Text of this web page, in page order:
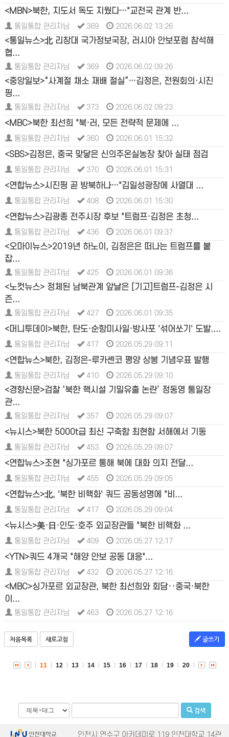
<MBN>북한, 지도서 독도 지웠다…"교전국 관계 반...
통일통합 관리자님 369 2026.06.02 13:26
<통일뉴스>北 리창대 국가정보국장, 러시아 안보포럼 참석해
협...
통일통합 관리자님 369 2026.06.02 09:26
<중앙일보>“사계절 채소 재배 절실”…김정은, 전원회의·시진
핑...
통일통합 관리자님 373 2026.06.02 09:23
<MBC>북한 최선희 "북·러, 모든 전략적 문제에 ...
통일통합 관리자님 360 2026.06.01 15:32
<SBS>김정은, 중국 맞닿은 신의주온실농장 찾아 실태 점검
통일통합 관리자님 370 2026.06.01 15:31
<연합뉴스>시진핑 곧 방북하나…"김일성광장에 사열대 ...
통일통합 관리자님 408 2026.06.01 15:30
<연합뉴스>김광종 전주시장 후보 "트럼프·김정은 초청...
통일통합 관리자님 436 2026.06.01 09:37
<오마이뉴스>2019년 하노이, 김정은은 떠나는 트럼프를 붙
잡...
통일통합 관리자님 425 2026.06.01 09:36
<노컷뉴스> 정체된 남북관계 앞날은 [기고]트럼프-김정은 시
즌...
통일통합 관리자님 427 2026.06.01 09:35
<머니투데이>북한, 탄도·순항미사일·방사포 '섞어쏘기' 도발....
통일통합 관리자님 417 2026.05.29 09:11
<연합뉴스>북한, 김정은-루카셴코 평양 상봉 기념우표 발행
통일통합 관리자님 410 2026.05.29 09:10
<경향신문>검찰 ‘북한 핵시설 기밀유출 논란’ 정동영 통일장
관...
통일통합 관리자님 357 2026.05.29 09:07
<뉴시스>북한 5000t급 최신 구축함 최현함 서해에서 기동
통일통합 관리자님 453 2026.05.29 09:07
<연합뉴스>조현 "싱가포르 통해 북에 대화 의지 전달...
통일통합 관리자님 455 2026.05.29 09:05
<연합뉴스>北, '북한 비핵화' 쿼드 공동성명에 "비...
통일통합 관리자님 417 2026.05.29 09:04
<뉴시스>美·日·인도·호주 외교장관들 "북한 비핵화 ...
통일통합 관리자님 409 2026.05.27 12:17
<YTN>쿼드 4개국 "해양 안보 공동 대응"...
통일통합 관리자님 432 2026.05.27 12:16
<MBC>싱가포르 외교장관, 북한 최선희와 회담‥중국·북한
이...
통일통합 관리자님 463 2026.05.27 12:16
처음목록 새로고침 글쓰기
11 12 13 14 15 16 17 18 19 20
검색
인천시 연수구 아카데미로 119 인천대학교 14관